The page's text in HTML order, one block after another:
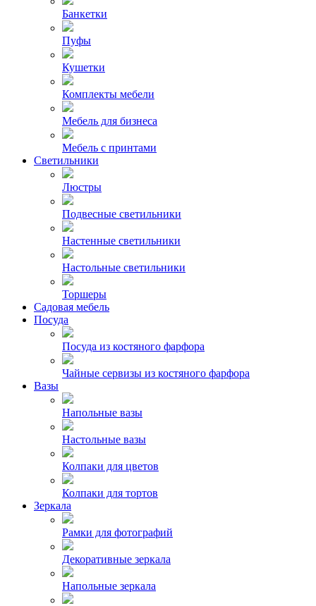
Банкетки
Пуфы
Кушетки
Комплекты мебели
Мебель для бизнеса
Мебель с принтами
Светильники
Люстры
Подвесные светильники
Настенные светильники
Настольные светильники
Торшеры
Садовая мебель
Посуда
Посуда из костяного фарфора
Чайные сервизы из костяного фарфора
Вазы
Напольные вазы
Настольные вазы
Колпаки для цветов
Колпаки для тортов
Зеркала
Рамки для фотографий
Декоративные зеркала
Напольные зеркала